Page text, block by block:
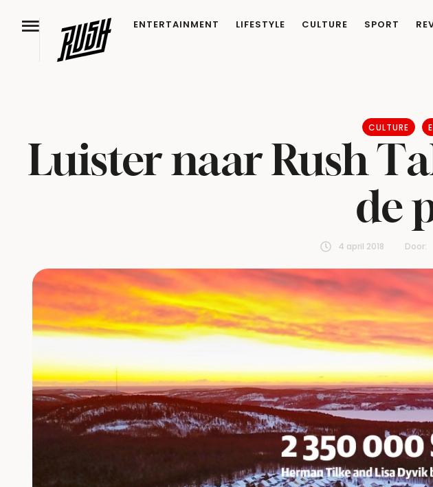
ENTERTAINMENT LIFESTYLE CULTURE SPORT
CULTURE
Luister naar Rush
de
4 april 2018 Door: